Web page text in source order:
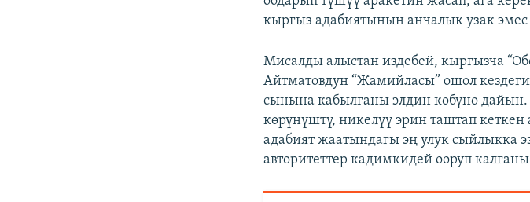
кыргыз адабиятынын анчалык узак эмес
Мисалды алыстан издебей, кыргызча
Айтматовдун “Жамийласы” ошол
сынына кабылганы элдин көбүнө
көрүнүштү, никелүү эрин таштап
адабият жаатындагы эң улук сыйлыкка
авторитеттер кадимкидей ооруп